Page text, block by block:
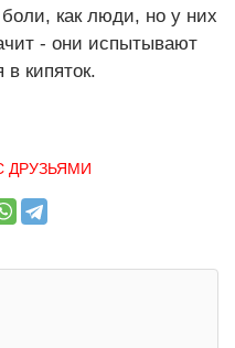
как люди, но у них
- они испытывают
в кипяток.
ДРУЗЬЯМИ